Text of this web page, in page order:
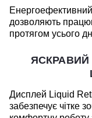
дозволяють
протягом усього
Дисплей Liquid
забезпечує чітке